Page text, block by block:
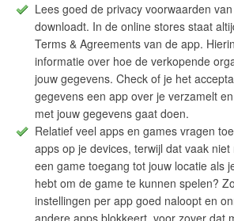
Lees goed de privacy voorwaarden
downloadt. In de online stores staat
Terms & Agreements van de app.
informatie over hoe de verkopende
jouw gegevens. Check of je het
gegevens een app over je verzamelt
met jouw gegevens gaat doen.
Relatief veel apps en games vragen
apps op je devices, terwijl dat vaak niet
een game toegang tot jouw locatie als
hebt om de game te kunnen spelen?
instellingen per app goed naloopt en